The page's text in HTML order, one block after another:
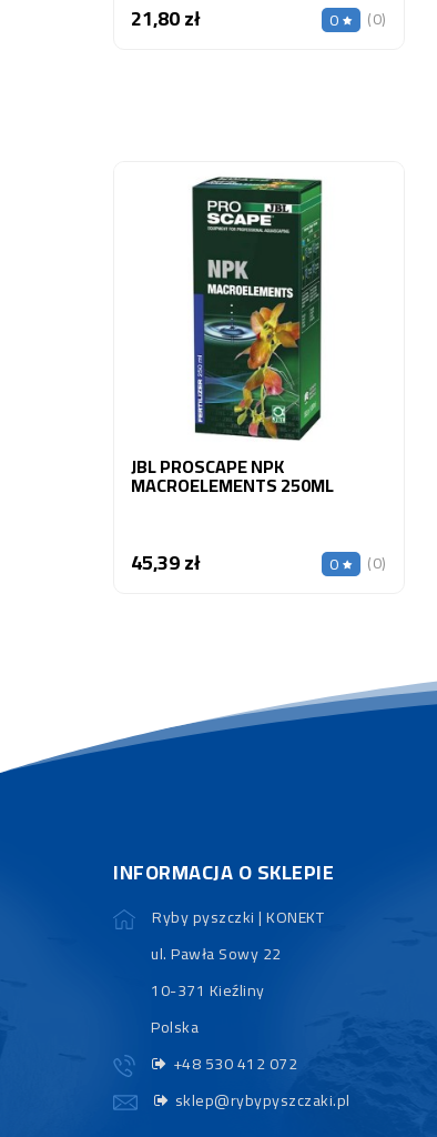
21,80 złCena 0 (0)
JBL PROSCAPE NPK
MACROELEMENTS 250ML
45,39 złCena 0 (0)
INFORMACJA O SKLEPIE
Ryby pyszczki | KONEKT
ul. Pawła Sowy 22
10-371 Kieźliny
Polska
+48 530 412 072
sklep@rybypyszczaki.pl